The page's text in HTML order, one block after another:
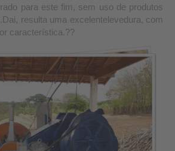
para este fim, sem uso de produtos
resulta uma excelentelevedura, com
característica.??